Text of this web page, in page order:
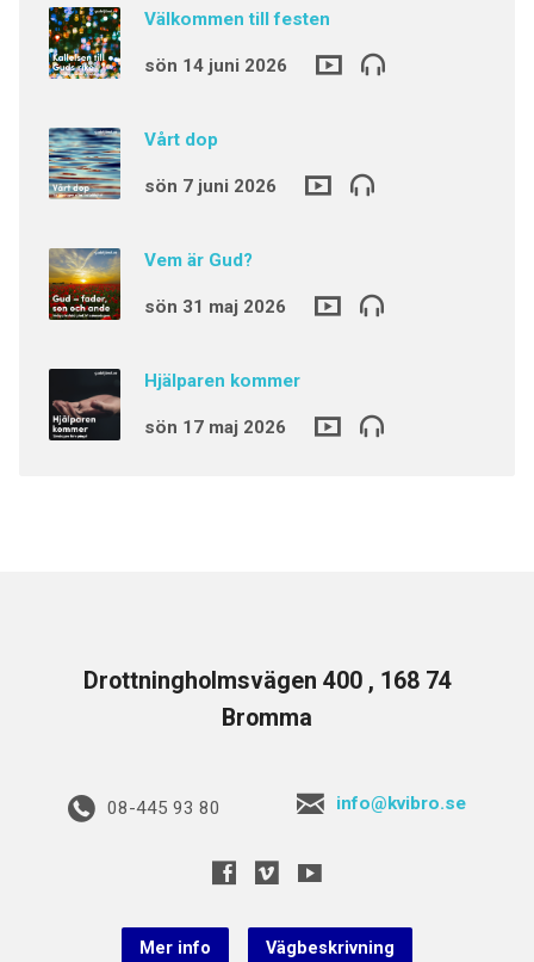
Välkommen till festen
sön 14 juni 2026
Vårt dop
sön 7 juni 2026
Vem är Gud?
sön 31 maj 2026
Hjälparen kommer
sön 17 maj 2026
Drottningholmsvägen 400 , 168 74
Bromma
08-445 93 80 info@kvibro.se
Mer info Vägbeskrivning